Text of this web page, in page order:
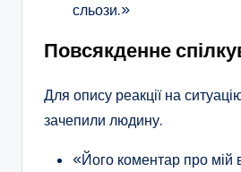
сльози.»
Повсякденне
Для опису реакції на
зачепили людину.
«Його коментар про мій